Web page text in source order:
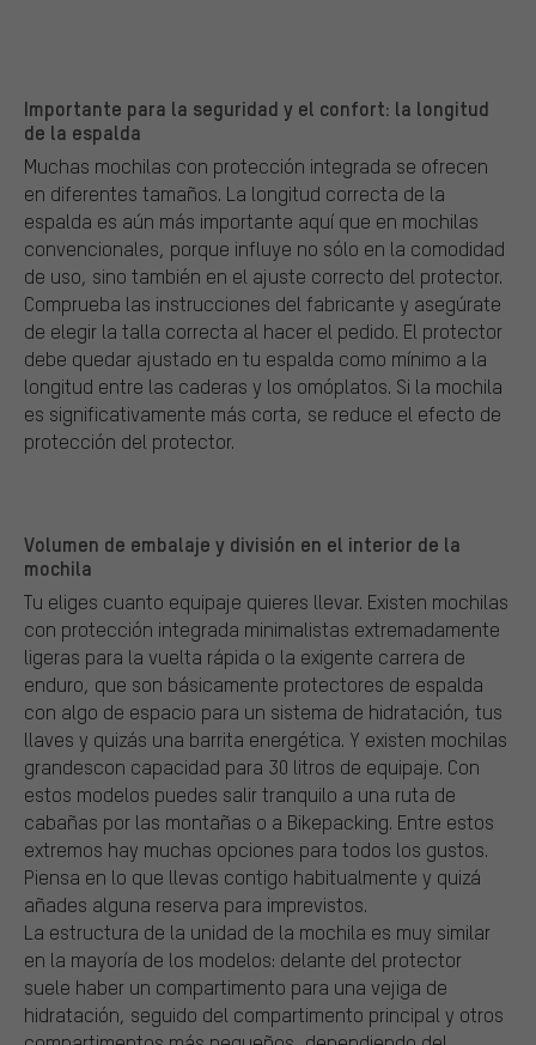
Importante para la seguridad y el confort: la longitud
de la espalda
Muchas mochilas con protección integrada se ofrecen
en diferentes tamaños. La longitud correcta de la
espalda es aún más importante aquí que en mochilas
convencionales, porque influye no sólo en la comodidad
de uso, sino también en el ajuste correcto del protector.
Comprueba las instrucciones del fabricante y asegúrate
de elegir la talla correcta al hacer el pedido. El protector
debe quedar ajustado en tu espalda como mínimo a la
longitud entre las caderas y los omóplatos. Si la mochila
es significativamente más corta, se reduce el efecto de
protección del protector.
Volumen de embalaje y división en el interior de la
mochila
Tu eliges cuanto equipaje quieres llevar. Existen mochilas
con protección integrada minimalistas extremadamente
ligeras para la vuelta rápida o la exigente carrera de
enduro, que son básicamente protectores de espalda
con algo de espacio para un sistema de hidratación, tus
llaves y quizás una barrita energética. Y existen mochilas
grandescon capacidad para 30 litros de equipaje. Con
estos modelos puedes salir tranquilo a una ruta de
cabañas por las montañas o a Bikepacking. Entre estos
extremos hay muchas opciones para todos los gustos.
Piensa en lo que llevas contigo habitualmente y quizá
añades alguna reserva para imprevistos.
La estructura de la unidad de la mochila es muy similar
en la mayoría de los modelos: delante del protector
suele haber un compartimento para una vejiga de
hidratación, seguido del compartimento principal y otros